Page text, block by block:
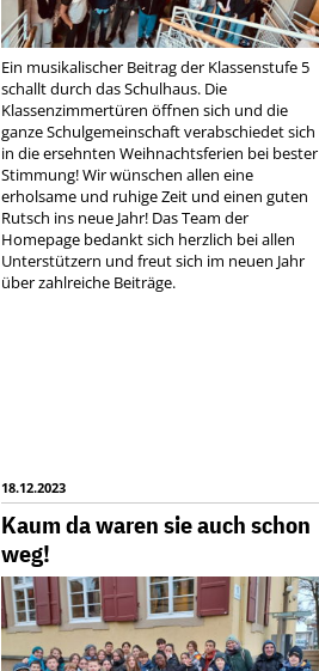
Ein musikalischer Beitrag der Klassenstufe 5
schallt durch das Schulhaus. Die
Klassenzimmertüren öffnen sich und die
ganze Schulgemeinschaft verabschiedet sich
in die ersehnten Weihnachtsferien bei bester
Stimmung! Wir wünschen allen eine
erholsame und ruhige Zeit und einen guten
Rutsch ins neue Jahr! Das Team der
Homepage bedankt sich herzlich bei allen
Unterstützern und freut sich im neuen Jahr
über zahlreiche Beiträge.
18.12.2023
Kaum da waren sie auch schon
weg!